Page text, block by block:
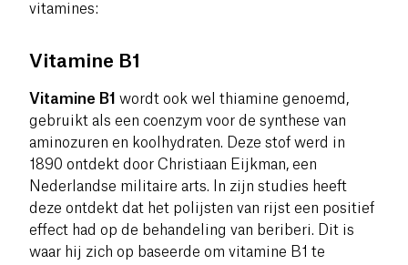
vitamines:
Vitamine B1
Vitamine B1 wordt ook wel thiamine genoemd,
gebruikt als een coenzym voor de synthese van
aminozuren en koolhydraten. Deze stof werd in
1890 ontdekt door Christiaan Eijkman, een
Nederlandse militaire arts. In zijn studies heeft
deze ontdekt dat het polijsten van rijst een positief
effect had op de behandeling van beriberi. Dit is
waar hij zich op baseerde om vitamine B1 te